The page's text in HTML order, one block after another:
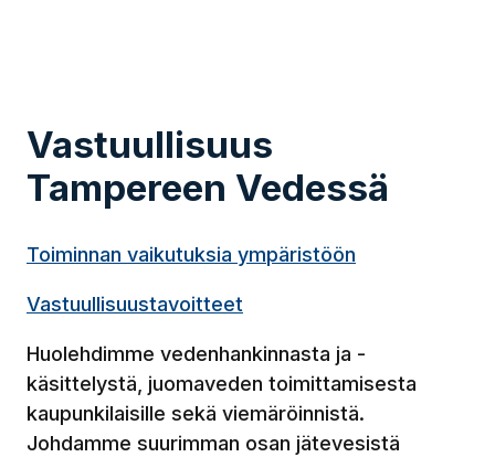
Vastuullisuus
Tampereen Vedessä
Toiminnan vaikutuksia ympäristöön
Vastuullisuustavoitteet
Huolehdimme vedenhankinnasta ja -
käsittelystä, juomaveden toimittamisesta
kaupunkilaisille sekä viemäröinnistä.
Johdamme suurimman osan jätevesistä